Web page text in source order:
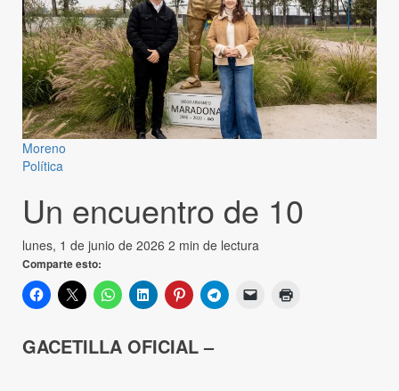
Moreno
Política
Un encuentro de 10
lunes, 1 de junio de 2026 2 min de lectura
Comparte esto:
GACETILLA OFICIAL –